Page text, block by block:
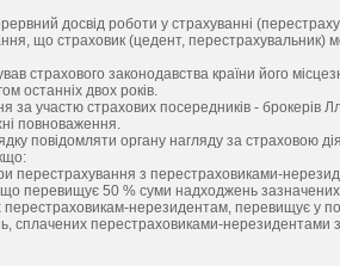
досвід роботи у страхуванні
що страховик (цедент, перестрахувальник)
страхового законодавства країни його
останніх двох років.
за участю страхових посередників - брокерів
повноваження.
повідомляти органу нагляду за страховою
перестрахування з перестраховиками-
що перевищує 50 % суми надходжень
нерезидентам, перевищує у
сплачених перестраховиками-нерезидентами